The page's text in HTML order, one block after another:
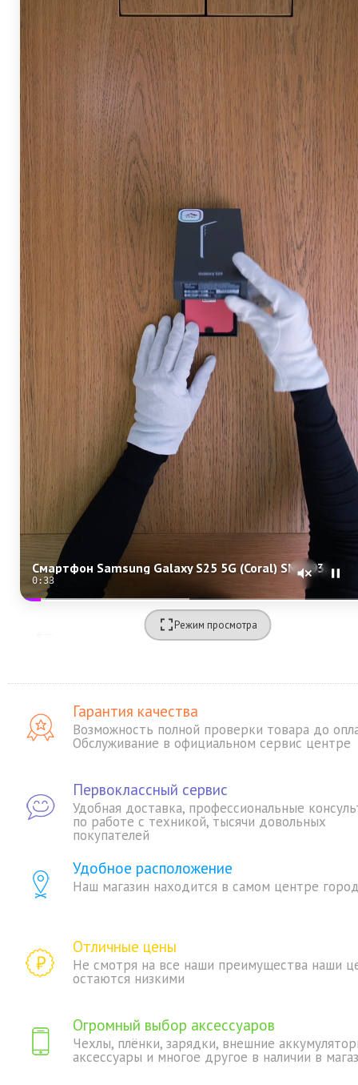
Смартфон Samsung Galaxy S25 5G (Coral) SM-S931/DS
0:31
Режим просмотра
Гарантия качества
Возможность полной проверки товара до
Обслуживание в официальном сервис центре
Первоклассный сервис
Удобная доставка, профессиональные
по работе с техникой, тысячи довольных
покупателей
Удобное расположение
Наш магазин находится в самом центре
Отличные цены
Не смотря на все наши преимущества наши
остаются низкими
Огромный выбор аксессуаров
Чехлы, плёнки, зарядки, внешние
аксессуары и многое другое в наличии в